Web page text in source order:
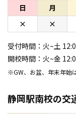
日 月
×
×
受付時間： 火~土
開校時間： 火~金
※GW、お盆、年末年始
静岡駅南校の交